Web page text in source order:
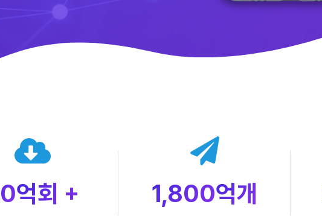
억회 + 1,800억개